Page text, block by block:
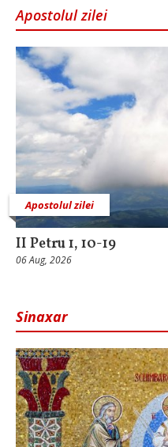
Apostolul zilei
Apostolul zilei
II Petru 1, 10-19
06 Aug, 2026
Sinaxar